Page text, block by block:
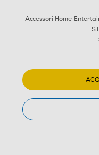
NINTENDO - Amiibo
(0)
Dettagli Prodotto
Accessori Home